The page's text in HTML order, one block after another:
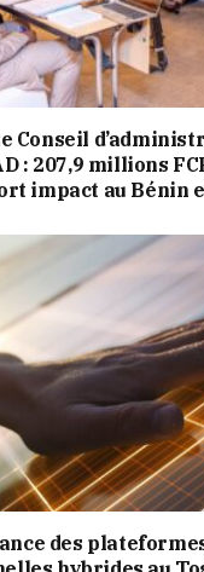
Conseil
: 207,9 millions
impact au Bénin
des